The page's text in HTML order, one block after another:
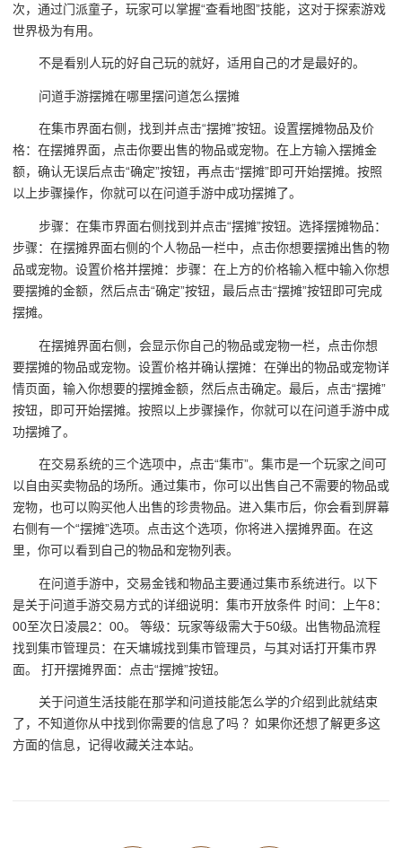
次，通过门派童子，玩家可以掌握“查看地图”技能，这对于探索游戏
世界极为有用。
不是看别人玩的好自己玩的就好，适用自己的才是最好的。
问道手游摆摊在哪里摆问道怎么摆摊
在集市界面右侧，找到并点击“摆摊”按钮。设置摆摊物品及价
格：在摆摊界面，点击你要出售的物品或宠物。在上方输入摆摊金
额，确认无误后点击“确定”按钮，再点击“摆摊”即可开始摆摊。按照
以上步骤操作，你就可以在问道手游中成功摆摊了。
步骤：在集市界面右侧找到并点击“摆摊”按钮。选择摆摊物品：
步骤：在摆摊界面右侧的个人物品一栏中，点击你想要摆摊出售的物
品或宠物。设置价格并摆摊：步骤：在上方的价格输入框中输入你想
要摆摊的金额，然后点击“确定”按钮，最后点击“摆摊”按钮即可完成
摆摊。
在摆摊界面右侧，会显示你自己的物品或宠物一栏，点击你想
要摆摊的物品或宠物。设置价格并确认摆摊：在弹出的物品或宠物详
情页面，输入你想要的摆摊金额，然后点击确定。最后，点击“摆摊”
按钮，即可开始摆摊。按照以上步骤操作，你就可以在问道手游中成
功摆摊了。
在交易系统的三个选项中，点击“集市”。集市是一个玩家之间可
以自由买卖物品的场所。通过集市，你可以出售自己不需要的物品或
宠物，也可以购买他人出售的珍贵物品。进入集市后，你会看到屏幕
右侧有一个“摆摊”选项。点击这个选项，你将进入摆摊界面。在这
里，你可以看到自己的物品和宠物列表。
在问道手游中，交易金钱和物品主要通过集市系统进行。以下
是关于问道手游交易方式的详细说明：集市开放条件 时间：上午8：
00至次日凌晨2：00。 等级：玩家等级需大于50级。出售物品流程
找到集市管理员：在天墉城找到集市管理员，与其对话打开集市界
面。 打开摆摊界面：点击“摆摊”按钮。
关于问道生活技能在那学和问道技能怎么学的介绍到此就结束
了，不知道你从中找到你需要的信息了吗 ？如果你还想了解更多这
方面的信息，记得收藏关注本站。